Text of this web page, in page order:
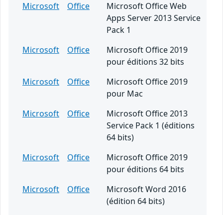
Microsoft
Office
Microsoft Office Web
Apps Server 2013 Service
Pack 1
Microsoft
Office
Microsoft Office 2019
pour éditions 32 bits
Microsoft
Office
Microsoft Office 2019
pour Mac
Microsoft
Office
Microsoft Office 2013
Service Pack 1 (éditions
64 bits)
Microsoft
Office
Microsoft Office 2019
pour éditions 64 bits
Microsoft
Office
Microsoft Word 2016
(édition 64 bits)